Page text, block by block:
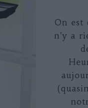
On est
n’y a